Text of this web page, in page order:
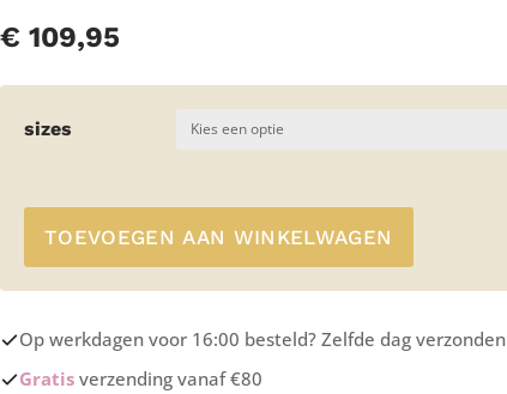
€ 109,95
sizes
TOEVOEGEN AAN WINKELWAGEN
Op werkdagen voor 16:00 besteld? Zelfde dag verzonden
Gratis verzending vanaf €80